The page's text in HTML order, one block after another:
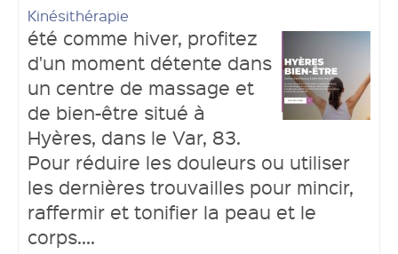
Kinésithérapie
été comme hiver, profitez
d'un moment détente dans
un centre de massage et
de bien-être situé à
Hyères, dans le Var, 83.
Pour réduire les douleurs ou utiliser
les dernières trouvailles pour mincir,
raffermir et tonifier la peau et le
corps....